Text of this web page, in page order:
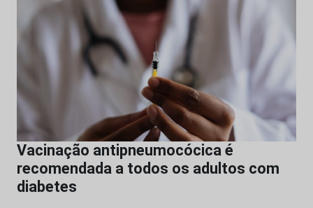
Vacinação antipneumocócica é
recomendada a todos os adultos com
diabetes